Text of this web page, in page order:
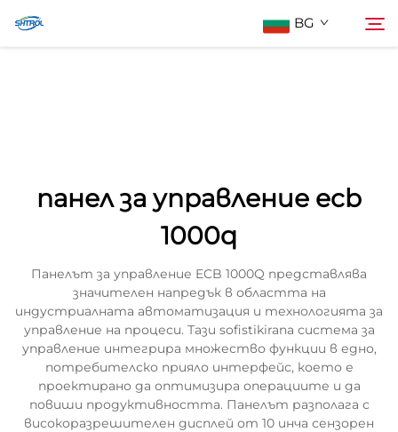
BG
Контактирайте Нас
панел за управление ecb
1000q
Панелът за управление ECB 1000Q представлява
значителен напредък в областта на
индустриалната автоматизация и технологията за
управление на процеси. Тази sofistikirana система за
управление интегрира множество функции в едно,
потребителско прияло интерфейс, което е
проектирано да оптимизира операциите и да
повиши продуктивността. Панелът разполага с
високоразрешителен дисплей от 10 инча сензорен